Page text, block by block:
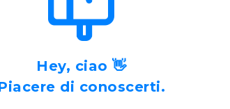
Hey, ciao 👋
di conoscerti.